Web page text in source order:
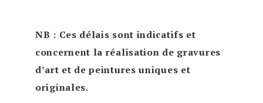
NB : Ces délais sont indicatifs et
concernent la réalisation de gravures
d’art et de peintures uniques et
originales.